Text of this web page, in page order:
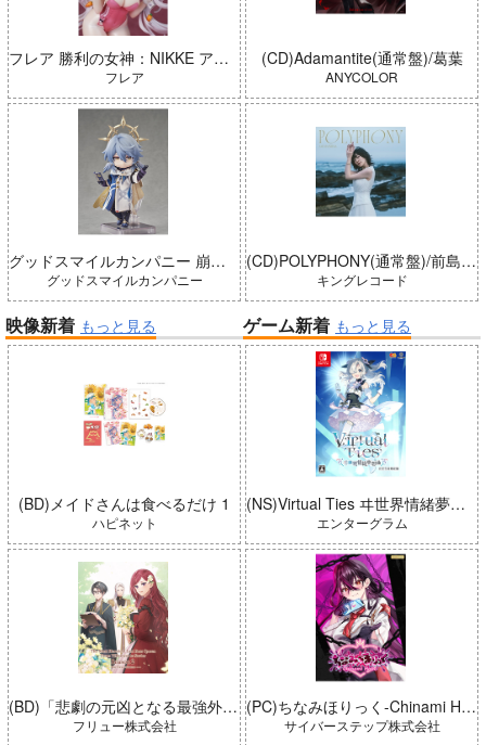
フレア 勝利の女神：NIKKE アリス：ワンダーランドバニー 完成品
フレア
グッドスマイルカンパニー 崩壊：スターレイル ねんどろいどどーる サンデー 完成品
グッドスマイルカンパニー
(CD)Adamantite(通常盤)/葛葉
ANYCOLOR
(CD)POLYPHONY(通常盤)/前島亜美
キングレコード
映像新着 もっと見る
(BD)メイドさんは食べるだけ 1
ハピネット
(BD)「悲劇の元凶となる最強外道ラスボス女王は民の為に尽くします。 Season2」BD-BOX 上巻
フリュー株式会社
ゲーム新着 もっと見る
(NS)Virtual Ties ヰ世界情緒夢想曲 完全生産限定版
エンターグラム
(PC)ちなみほりっく-Chinami Holic 特典付き 限定ボックス
サイバーステップ株式会社